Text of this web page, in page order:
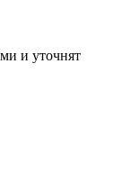
и уточнят